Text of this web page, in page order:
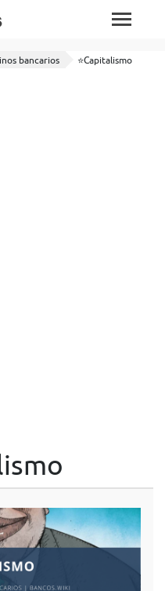
bancarios ⭐Capitalismo